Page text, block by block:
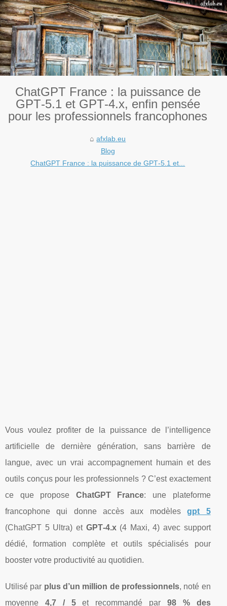
ChatGPT France : la puissance de
GPT‑5.1 et GPT‑4.x, enfin pensée
pour les professionnels francophones
afxlab.eu
Blog
ChatGPT France : la puissance de GPT‑5.1 et...
Vous voulez profiter de la puissance de l’intelligence
artificielle de dernière génération, sans barrière de
langue, avec un vrai accompagnement humain et des
outils conçus pour les professionnels ? C’est exactement
ce que propose ChatGPT France: une plateforme
francophone qui donne accès aux modèlesgpt 5
(ChatGPT 5 Ultra) et GPT‑4.x(4 Maxi, 4) avec support
dédié, formation complète et outils spécialisés pour
booster votre productivité au quotidien.
Utilisé par plus d’un million de professionnels, noté en
moyenne 4,7 / 5et recommandé par 98 % des